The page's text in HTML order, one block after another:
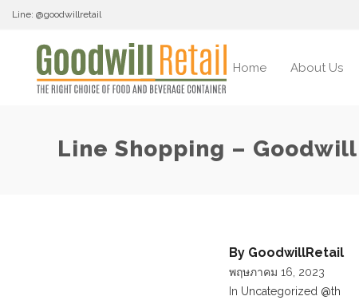
Line: @goodwillretail
Home About Us
Line Shopping – Goodwill
By GoodwillRetail
พฤษภาคม 16, 2023
In Uncategorized @th